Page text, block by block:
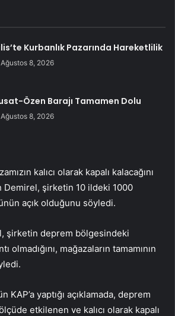
Kurbanlık Pazarında Hareketlilik
Ağustos 8, 2026
Özen Barajı Tamamen Dolu
Ağustos 8, 2026
kalıcı olarak kapalı kalacağını
Demirel, şirketin 10 ildeki 1000
açık olduğunu söyledi.
şirketin deprem bölgesindeki
olmadığını, mağazaların tamamının
KAP’a yaptığı açıklamada, deprem
etkilenen ve kalıcı olarak kapalı